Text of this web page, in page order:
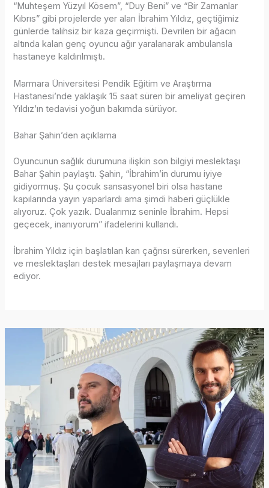
“Muhteşem Yüzyıl Kösem”, “Duy Beni” ve “Bir Zamanlar
Kıbrıs” gibi projelerde yer alan İbrahim Yıldız, geçtiğimiz
günlerde talihsiz bir kaza geçirmişti. Devrilen bir ağacın
altında kalan genç oyuncu ağır yaralanarak ambulansla
hastaneye kaldırılmıştı.
Marmara Üniversitesi Pendik Eğitim ve Araştırma
Hastanesi’nde yaklaşık 15 saat süren bir ameliyat geçiren
Yıldız’ın tedavisi yoğun bakımda sürüyor.
Bahar Şahin’den açıklama
Oyuncunun sağlık durumuna ilişkin son bilgiyi meslektaşı
Bahar Şahin paylaştı. Şahin, “İbrahim’in durumu iyiye
gidiyormuş. Şu çocuk sansasyonel biri olsa hastane
kapılarında yayın yaparlardı ama şimdi haberi güçlükle
alıyoruz. Çok yazık. Dualarımız seninle İbrahim. Hepsi
geçecek, inanıyorum” ifadelerini kullandı.
İbrahim Yıldız için başlatılan kan çağrısı sürerken, sevenleri
ve meslektaşları destek mesajları paylaşmaya devam
ediyor.